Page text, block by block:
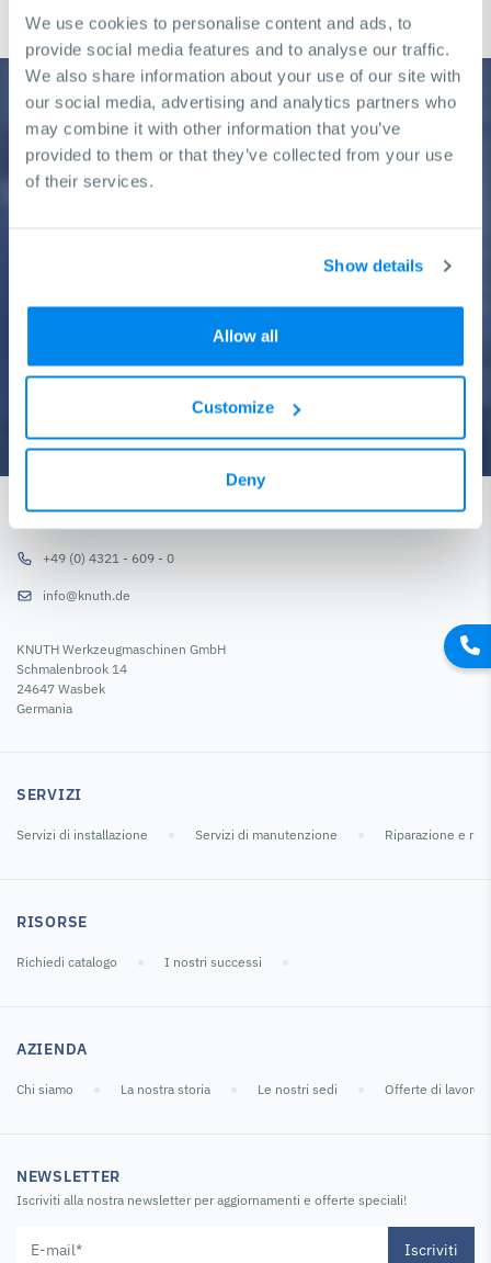
We use cookies to personalise content and ads, to
provide social media features and to analyse our traffic.
We also share information about your use of our site with
our social media, advertising and analytics partners who
may combine it with other information that you’ve
provided to them or that they’ve collected from your use
of their services.
Show details
Allow all
Customize
Deny
Hai bisogno di aiuto per trovare una
CONTATTACI
+49 (0) 4321 - 609 - 0
info@knuth.de
KNUTH Werkzeugmaschinen GmbH
Schmalenbrook 14
24647 Wasbek
Germania
SERVIZI
Servizi di installazione Servizi di manutenzione Riparazione e
RISORSE
Richiedi catalogo I nostri successi
AZIENDA
Chi siamo La nostra storia Le nostri sedi Offerte di lavoro
NEWSLETTER
Iscriviti alla nostra newsletter per aggiornamenti e offerte speciali!
Iscriviti